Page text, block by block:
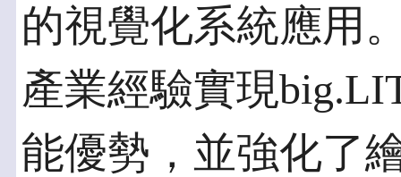
的視覺化系統應用
產業經驗實現
能優勢，並強化了